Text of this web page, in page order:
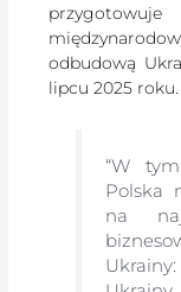
odbudową
lipcu 2025 roku.
“W
Polska
na